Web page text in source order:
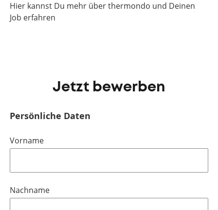
Hier kannst Du mehr über thermondo und Deinen
Job erfahren
Jetzt bewerben
Persönliche Daten
Vorname
Nachname